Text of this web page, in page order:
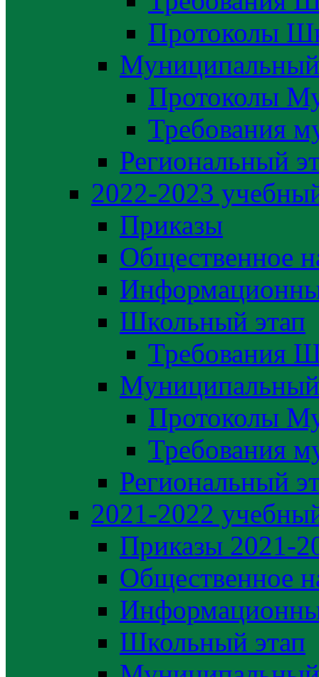
Протоколы
Муниципальный
Протоколы
Требования
Региональный
2022-2023
Приказы
Общественное
Школьный этап
Требования
Муниципальный
Протоколы
Требования
Региональный
2021-2022
Приказы 2021-
Общественное
Школьный этап